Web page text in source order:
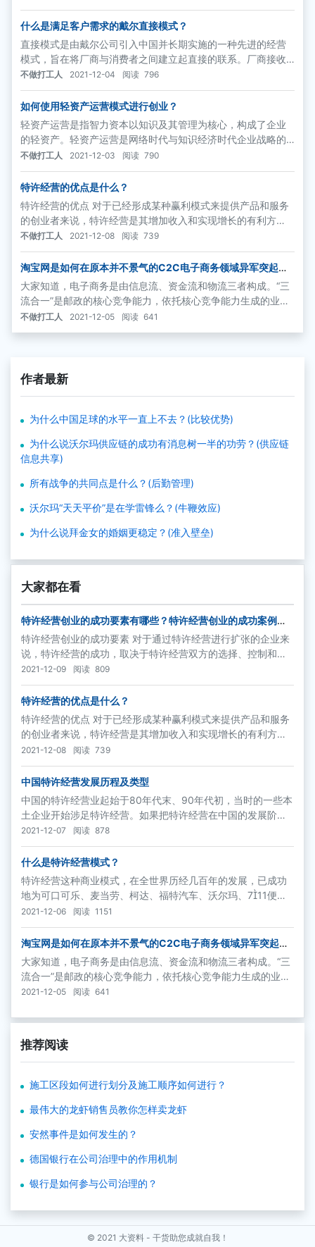
什么是满足客户需求的戴尔直接模式？
直接模式是由戴尔公司引入中国并长期实施的一种先进的经营
模式，旨在将厂商与消费者之间建立起直接的联系。厂商接收
到消费者的订购信息后，即组织生产、安装并送货，协助客户
进行安装，并提供售后支持。对于家庭及中小企业客户，大多
数是通过电话进行直接销售；针对大型行业用户，则通过基于
现场的实地销售。
不做打工人 2021-12-04 阅读 796
如何使用轻资产运营模式进行创业？
轻资产运营是指智力资本以知识及其管理为核心，构成了企业
的轻资产。轻资产运营是网络时代与知识经济时代企业战略的
新结构，是一种以价值为驱动的资本战略。这种运营方式以人
力资源管理为纽带，通过建立良好的管理系统平台，促进企业
的生存和发展。
不做打工人 2021-12-03 阅读 790
特许经营的优点是什么？
特许经营的优点 对于已经形成某种赢利模式来提供产品和服务
的创业者来说，特许经营是其增加收入和实现增长的有利方
式。收入的增加来自特许权持有人支付的费用，而增长来自有
更多的特许权持有人加入进来。
不做打工人 2021-12-08 阅读 739
淘宝网是如何在原本并不景气的C2C电子商务领域异军突起的
呢？
大家知道，电子商务是由信息流、资金流和物流三者构成。“三
流合一”是邮政的核心竞争能力，依托核心竞争能力生成的业务
是核心业务，包括函件业务、包件业务、速递业务和现代物流
业务等。“三流合一”的目的是要创造一种高级别的电子商务模
不做打工人 2021-12-05 阅读 641
作者最新
为什么中国足球的水平一直上不去？(比较优势)
为什么说沃尔玛供应链的成功有消息树一半的功劳？(供应链
信息共享)
所有战争的共同点是什么？(后勤管理)
沃尔玛“天天平价”是在学雷锋么？(牛鞭效应)
为什么说拜金女的婚姻更稳定？(准入壁垒)
大家都在看
特许经营创业的成功要素有哪些？特许经营创业的成功案例介
绍
特许经营创业的成功要素 对于通过特许经营进行扩张的企业来
说，特许经营的成功，取决于特许经营双方的选择、控制和标
准化、以及提供的支持。（1）特许经营双方的选择
2021-12-09 阅读 809
特许经营的优点是什么？
特许经营的优点 对于已经形成某种赢利模式来提供产品和服务
的创业者来说，特许经营是其增加收入和实现增长的有利方
式。收入的增加来自特许权持有人支付的费用，而增长来自有
更多的特许权持有人加入进来。
2021-12-08 阅读 739
中国特许经营发展历程及类型
中国的特许经营业起始于80年代末、90年代初，当时的一些本
土企业开始涉足特许经营。如果把特许经营在中国的发展阶段
划分为个体自发成长期、产业化规模整体建设期和社会化国家
整体战略期，那么，现在正是步入产业化规模整体建设期的中
间阶段
2021-12-07 阅读 878
什么是特许经营模式？
特许经营这种商业模式，在全世界历经几百年的发展，已成功
地为可口可乐、麦当劳、柯达、福特汽车、沃尔玛、711便利
店、希尔顿酒店、迪斯尼乐园、21世纪房地产、NAPA、ET教
育等全世界各行各业的品牌巨人所实践，并为全球中小企业的
成长和个人创业提供了捷径。
2021-12-06 阅读 1151
淘宝网是如何在原本并不景气的C2C电子商务领域异军突起的
呢？
大家知道，电子商务是由信息流、资金流和物流三者构成。“三
流合一”是邮政的核心竞争能力，依托核心竞争能力生成的业务
是核心业务，包括函件业务、包件业务、速递业务和现代物流
型。
2021-12-05 阅读 641
推荐阅读
施工区段如何进行划分及施工顺序如何进行？
最伟大的龙虾销售员教你怎样卖龙虾
安然事件是如何发生的？
德国银行在公司治理中的作用机制
银行是如何参与公司治理的？
© 2021 大资料 - 干货助您成就自我！